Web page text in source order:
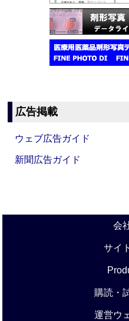
広告掲載
ウェブ広告ガイド
新聞広告ガイド
会
サイ
購読・
運営ウ